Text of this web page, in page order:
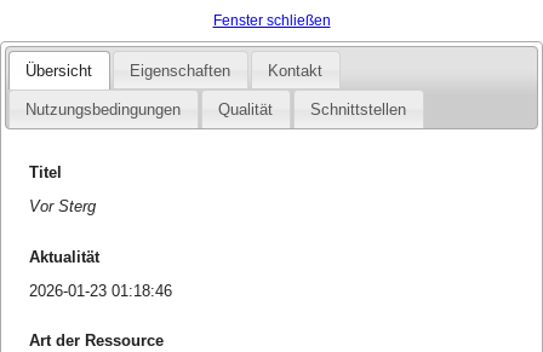
Fenster schließen
Übersicht Eigenschaften Kontakt
Nutzungsbedingungen Qualität Schnittstellen
Titel
Vor Sterg
Aktualität
2026-01-23 01:18:46
Art der Ressource